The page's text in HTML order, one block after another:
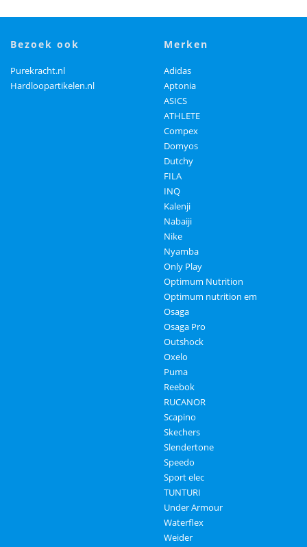
bezoek ook
Purekracht.nl
Hardloopartikelen.nl
merken
Adidas
Aptonia
ASICS
ATHLETE
Compex
Domyos
Dutchy
FILA
INQ
Kalenji
Nabaiji
Nike
Nyamba
Only Play
Optimum Nutrition
Optimum nutrition em
Osaga
Osaga Pro
Outshock
Oxelo
Puma
Reebok
RUCANOR
Scapino
Skechers
Slendertone
Speedo
Sport elec
TUNTURI
Under Armour
Waterflex
Weider